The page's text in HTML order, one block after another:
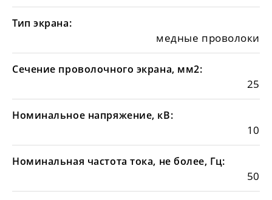
Тип экрана:
медные проволоки
Сечение проволочного экрана, мм2:
25
Номинальное напряжение, кВ:
10
Номинальная частота тока, не более, Гц:
50